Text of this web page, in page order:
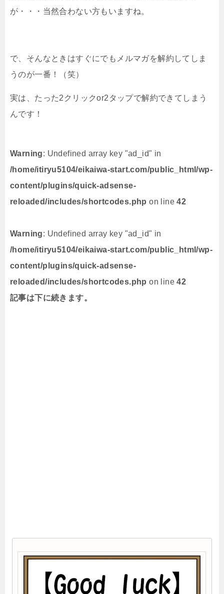
が・・・当然合わない方もいますね。
で、そんなときはすぐにでもメルマガを解約してしま
うのが一番！（笑）
実は、たった2クリックor2タップで解約できてしまう
んです！
Warning: Undefined array key "ad_id" in
/home/itiryu5104/eikaiwa-start.com/public_html/wp-
content/plugins/quick-adsense-
reloaded/includes/shortcodes.php on line42
Warning: Undefined array key "ad_id" in
/home/itiryu5104/eikaiwa-start.com/public_html/wp-
content/plugins/quick-adsense-
reloaded/includes/shortcodes.php on line42
記事は下に続きます。